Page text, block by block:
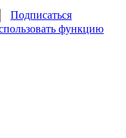
Подписаться